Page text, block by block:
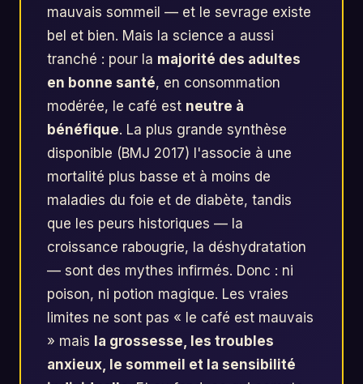
mauvais sommeil — et le sevrage existe
bel et bien. Mais la science a aussi
tranché : pour la majorité des adultes
en bonne santé, en consommation
modérée, le café est neutre à
bénéfique. La plus grande synthèse
disponible (BMJ 2017) l'associe à une
mortalité plus basse et à moins de
maladies du foie et de diabète, tandis
que les peurs historiques — la
croissance rabougrie, la déshydratation
— sont des mythes infirmés. Donc : ni
poison, ni potion magique. Les vraies
limites ne sont pas « le café est mauvais
» mais la grossesse, les troubles
anxieux, le sommeil et la sensibilité